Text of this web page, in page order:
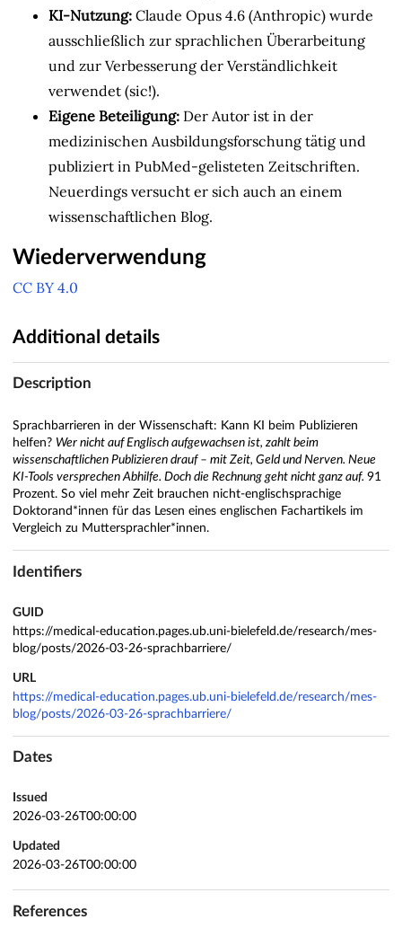
KI-Nutzung: Claude Opus 4.6 (Anthropic) wurde
ausschließlich zur sprachlichen Überarbeitung
und zur Verbesserung der Verständlichkeit
verwendet (sic!).
Eigene Beteiligung: Der Autor ist in der
medizinischen Ausbildungsforschung tätig und
publiziert in PubMed-gelisteten Zeitschriften.
Neuerdings versucht er sich auch an einem
wissenschaftlichen Blog.
Wiederverwendung
CC BY 4.0
Additional details
Description
Sprachbarrieren in der Wissenschaft: Kann KI beim Publizieren
helfen? Wer nicht auf Englisch aufgewachsen ist, zahlt beim
wissenschaftlichen Publizieren drauf – mit Zeit, Geld und Nerven. Neue
KI-Tools versprechen Abhilfe. Doch die Rechnung geht nicht ganz auf. 91
Prozent. So viel mehr Zeit brauchen nicht-englischsprachige
Doktorand*innen für das Lesen eines englischen Fachartikels im
Vergleich zu Muttersprachler*innen.
Identifiers
GUID
https://medical-education.pages.ub.uni-bielefeld.de/research/mes-
blog/posts/2026-03-26-sprachbarriere/
URL
https://medical-education.pages.ub.uni-bielefeld.de/research/mes-
blog/posts/2026-03-26-sprachbarriere/
Dates
Issued
2026-03-26T00:00:00
Updated
2026-03-26T00:00:00
References